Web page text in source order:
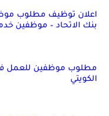
اعلان توظيف مطلوب
بنك الاتحاد – موظفين
مطلوب موظفين للعمل في
الكويتي